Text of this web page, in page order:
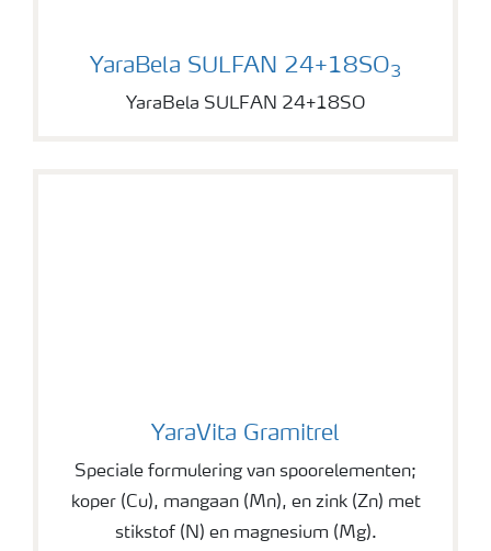
YaraBela SULFAN 24+18SO
YaraBela SULFAN 24+18SO3
YaraBela SULFAN 24+18SO
YaraVita Gramitrel
YaraVita Gramitrel
Speciale formulering van spoorelementen;
koper (Cu), mangaan (Mn), en zink (Zn) met
stikstof (N) en magnesium (Mg).